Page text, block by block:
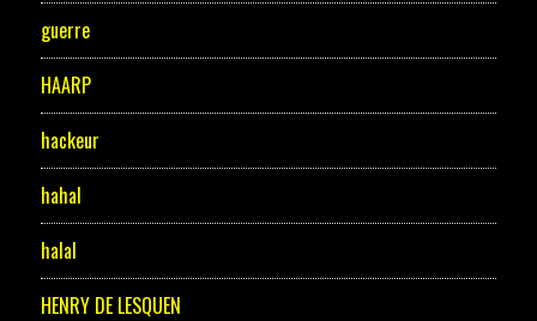
guerre
HAARP
hackeur
hahal
halal
HENRY DE LESQUEN